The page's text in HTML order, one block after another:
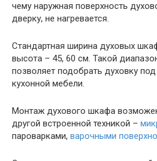
чему наружная поверхность
дверку, не нагревается.
Стандартная ширина духовых
высота – 45, 60 см. Такой
позволяет подобрать духовку под
кухонной мебели.
Монтаж духового шкафа
другой встроенной техникой –
пароварками, варочными